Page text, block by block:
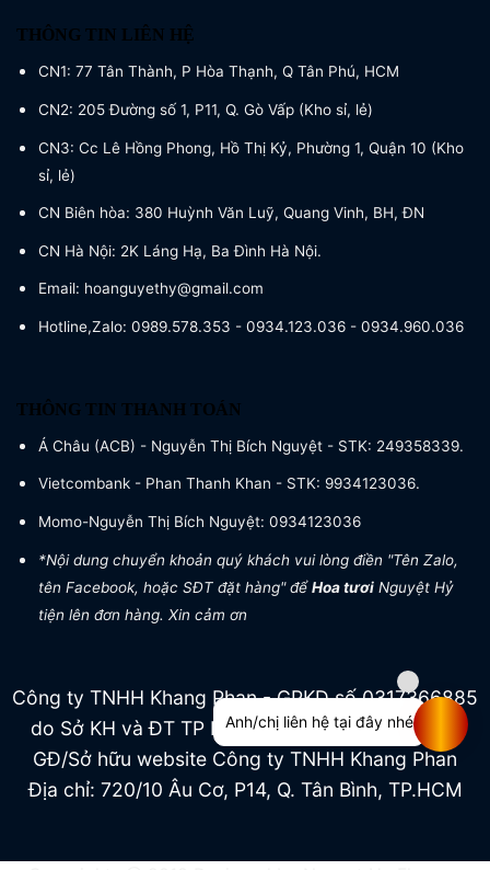
THÔNG TIN LIÊN HỆ
CN1: 77 Tân Thành, P Hòa Thạnh, Q Tân Phú, HCM
CN2: 205 Đường số 1, P11, Q. Gò Vấp (Kho sỉ, lẻ)
CN3: Cc Lê Hồng Phong, Hồ Thị Kỷ, Phường 1, Quận 10 (Kho
sỉ, lẻ)
CN Biên hòa: 380 Huỳnh Văn Luỹ, Quang Vinh, BH, ĐN
CN Hà Nội: 2K Láng Hạ, Ba Đình Hà Nội.
Email: hoanguyethy@gmail.com
Hotline,Zalo: 0989.578.353 - 0934.123.036 - 0934.960.036
THÔNG TIN THANH TOÁN
Á Châu (ACB) - Nguyễn Thị Bích Nguyệt - STK: 249358339.
Vietcombank - Phan Thanh Khan - STK: 9934123036.
Momo-Nguyễn Thị Bích Nguyệt: 0934123036
*Nội dung chuyển khoản quý khách vui lòng điền "Tên Zalo,
tên Facebook, hoặc SĐT đặt hàng" đểHoa tươi Nguyệt Hỷ
tiện lên đơn hàng. Xin cảm ơn
Công ty TNHH Khang Phan - GPKD số 0317366885
do Sở KH và ĐT TP HCM cấp ngày 04/07/2022
GĐ/Sở hữu website Công ty TNHH Khang Phan
Địa chỉ: 720/10 Âu Cơ, P14, Q. Tân Bình, TP.HCM
Anh/chị liên hệ tại đây nhé